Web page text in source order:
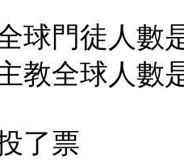
球門徒人數
教全球人數
了票